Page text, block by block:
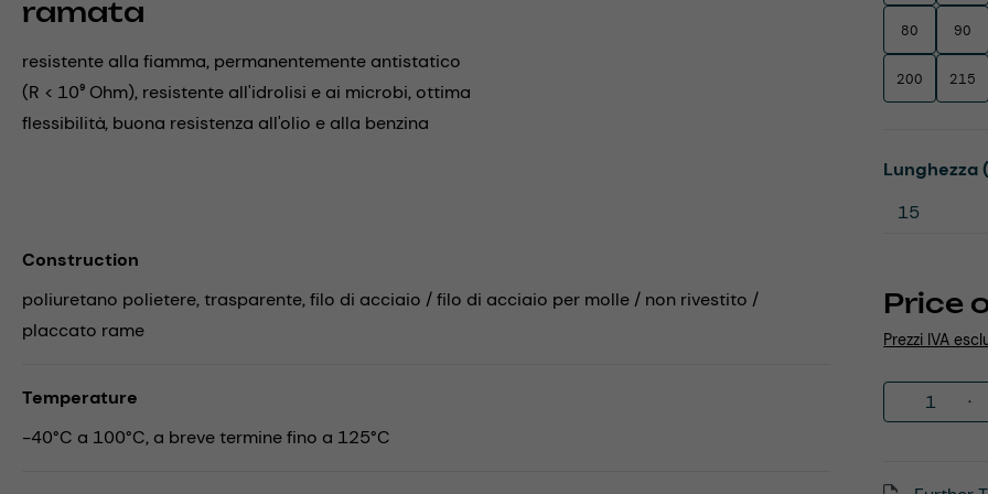
ramata
resistente alla fiamma, permanentemente antistatico
(R < 10⁹ Ohm), resistente all'idrolisi e ai microbi, ottima
flessibilità, buona resistenza all'olio e alla benzina
Price
Prezzi IVA
80 90
200 215
Select
Lunghezza
Construction
poliuretano polietere, trasparente, filo di acciaio / filo di acciaio per molle / non rivestito /
placcato rame
Temperature
-40°C a 100°C, a breve termine fino a 125°C